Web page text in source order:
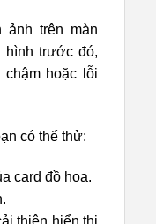
ảnh trên màn
hình trước đó,
hoặc lỗi
có thể thử:
card đồ họa.
thiện hiển thị